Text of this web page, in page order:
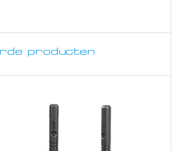
producten